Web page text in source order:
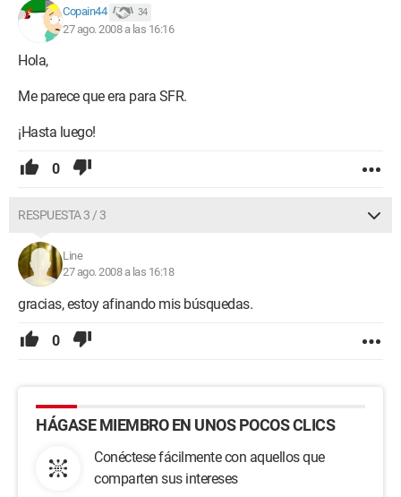
Copain44 34
27 ago. 2008 a las 16:16
Hola,
Me parece que era para SFR.
¡Hasta luego!
0
RESPUESTA 3 / 3
Line
27 ago. 2008 a las 16:18
gracias, estoy afinando mis búsquedas.
0
HÁGASE MIEMBRO EN UNOS POCOS CLICS
Conéctese fácilmente con aquellos que
comparten sus intereses